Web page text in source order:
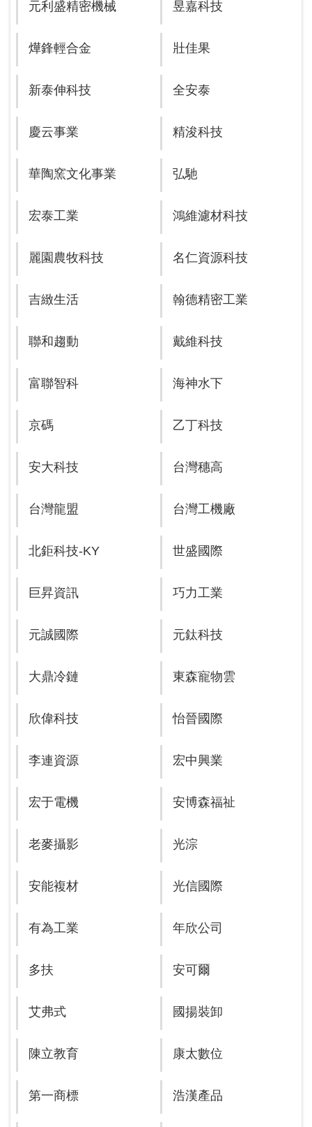
元利盛精密機械 昱嘉科技
燁鋒輕合金 壯佳果
新泰伸科技 全安泰
慶云事業 精浚科技
華陶窯文化事業 弘馳
宏泰工業 鴻維濾材科技
麗園農牧科技 名仁資源科技
吉緻生活 翰德精密工業
聯和趨動 戴維科技
富聯智科 海神水下
京碼 乙丁科技
安大科技 台灣穗高
台灣龍盟 台灣工機廠
北鉅科技-KY 世盛國際
巨昇資訊 巧力工業
元誠國際 元鈦科技
大鼎冷鏈 東森寵物雲
欣偉科技 怡晉國際
李連資源 宏中興業
宏于電機 安博森福祉
老麥攝影 光淙
安能複材 光信國際
有為工業 年欣公司
多扶 安可爾
艾弗式 國揚裝卸
陳立教育 康太數位
第一商標 浩漢產品